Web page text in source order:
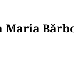
Maria